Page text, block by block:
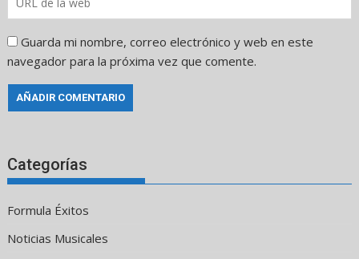
Guarda mi nombre, correo electrónico y web en este
navegador para la próxima vez que comente.
Categorías
Formula Éxitos
Noticias Musicales